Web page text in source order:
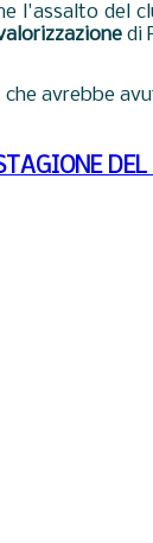
l'assalto del
di
che avrebbe
DEL